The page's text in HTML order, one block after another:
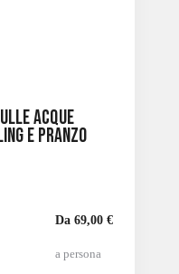
acque
e pranzo
Da 69,00 €
a persona